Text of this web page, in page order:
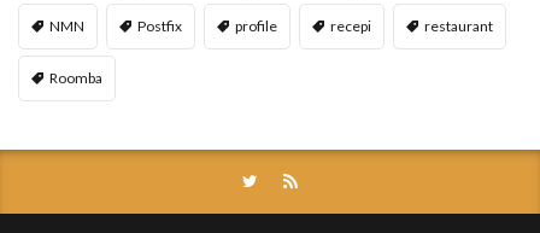
NMN Postfix profile recepi restaurant
Roomba